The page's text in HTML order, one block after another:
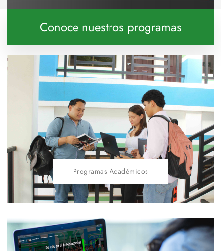
Conoce nuestros programas
Programas Académicos